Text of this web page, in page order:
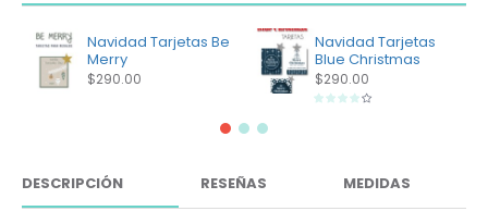
Navidad Tarjetas Be
Merry
$290.00
Navidad Tarjetas
Blue Christmas
$290.00
DESCRIPCIÓN RESEÑAS MEDIDAS